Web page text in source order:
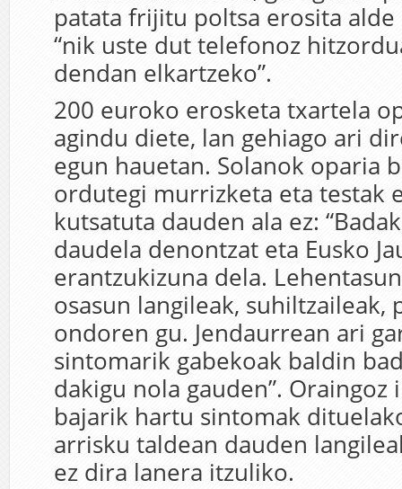
patata frijitu poltsa erosita
“nik uste dut telefonoz
dendan elkartzeko”.
200 euroko erosketa txartela
agindu diete, lan gehiago ari
egun hauetan. Solanok oparia
ordutegi murrizketa eta testak
kutsatuta dauden ala ez:
daudela denontzat eta Eusko
erantzukizuna dela.
osasun langileak, suhiltzaileak,
ondoren gu. Jendaurrean ari
sintomarik gabekoak baldin
dakigu nola gauden”. Oraingoz
bajarik hartu sintomak
arrisku taldean dauden
ez dira lanera itzuliko.